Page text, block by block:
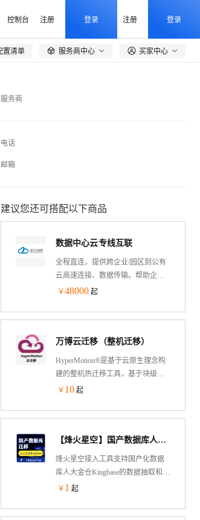
控制台 注册 登录 注册 登录
置清单  服务商中心 买家中心
服务商
电话
邮箱
建议您还可搭配以下商品
数据中心云专线互联
全程直连，提供跨企业/园区到公有
云高速连接、数据传输。帮助企业/
数据中心/园区解决异地数据传输、
足不断变化的需求，提高企业网络
拓扑的灵活性和跨网络通信的质量
和安全性。
￥48000 起
万博云迁移（整机迁移）
HyperMotion®是基于云原生理念构
建的整机热迁移工具，基于块级别
差量复制技术，实现迁移过程中业
用降低数倍；支持国内国际20+云，
让云间数据流转更自由。
￥ 10 起
【烽火星空】国产数据库人大金仓Kingbase数据迁移，支持导入和导出-F02
烽火星空接入工具支持国产化数据
库人大金仓Kingbase的数据抽取和入
库，接入模式支持全量和增量两
￥ 1 起